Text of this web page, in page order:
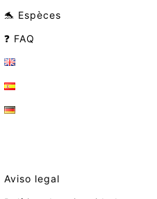
🐬 Espèces
❓ FAQ
Aviso legal